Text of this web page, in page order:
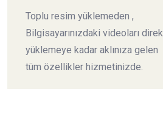
Toplu resim yüklemeden ,
Bilgisayarınızdaki videoları direk
yüklemeye kadar aklınıza gelen
tüm özellikler hizmetinizde.